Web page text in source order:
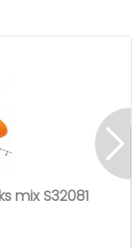
mix S32081